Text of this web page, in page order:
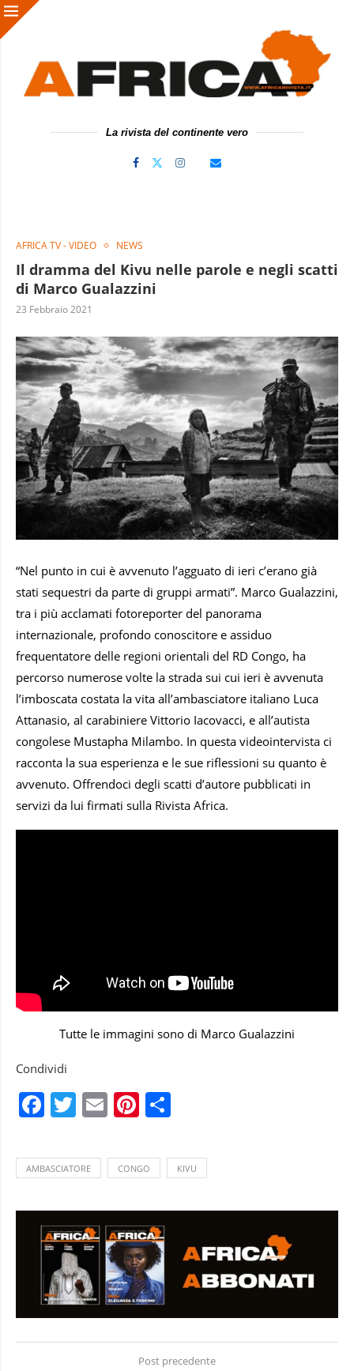
La rivista del continente vero
AFRICA TV - VIDEO NEWS
Il dramma del Kivu nelle parole e negli scatti
di Marco Gualazzini
23 Febbraio 2021
“Nel punto in cui è avvenuto l’agguato di ieri c’erano già
stati sequestri da parte di gruppi armati”. Marco Gualazzini,
tra i più acclamati fotoreporter del panorama
internazionale, profondo conoscitore e assiduo
frequentatore delle regioni orientali del RD Congo, ha
percorso numerose volte la strada sui cui ieri è avvenuta
l’imboscata costata la vita all’ambasciatore italiano Luca
Attanasio, al carabiniere Vittorio Iacovacci, e all’autista
congolese Mustapha Milambo. In questa videointervista ci
racconta la sua esperienza e le sue riflessioni su quanto è
avvenuto. Offrendoci degli scatti d’autore pubblicati in
servizi da lui firmati sulla Rivista Africa.
Tutte le immagini sono di Marco Gualazzini
Condividi
Facebook
Twitter
EmailPinterest
AMBASCIATORE CONGO KIVU
Post precedente